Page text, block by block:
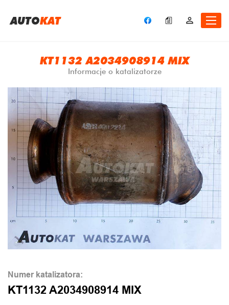
AUTOKAT
KT1132 A2034908914 MIX
Informacje o katalizatorze
Numer katalizatora:
KT1132 A2034908914 MIX